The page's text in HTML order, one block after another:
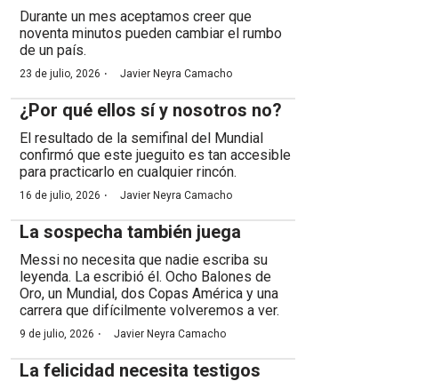
Durante un mes aceptamos creer que
noventa minutos pueden cambiar el rumbo
de un país.
23 de julio, 2026 · Javier Neyra Camacho
¿Por qué ellos sí y nosotros no?
El resultado de la semifinal del Mundial
confirmó que este jueguito es tan accesible
para practicarlo en cualquier rincón.
16 de julio, 2026 · Javier Neyra Camacho
La sospecha también juega
Messi no necesita que nadie escriba su
leyenda. La escribió él. Ocho Balones de
Oro, un Mundial, dos Copas América y una
carrera que difícilmente volveremos a ver.
9 de julio, 2026 · Javier Neyra Camacho
La felicidad necesita testigos